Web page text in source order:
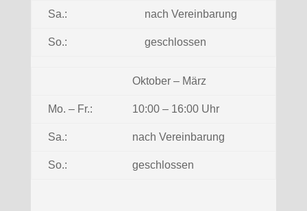
Sa.: nach Vereinbarung
So.: geschlossen
Oktober – März
Mo. – Fr.: 10:00 – 16:00 Uhr
Sa.: nach Vereinbarung
So.: geschlossen